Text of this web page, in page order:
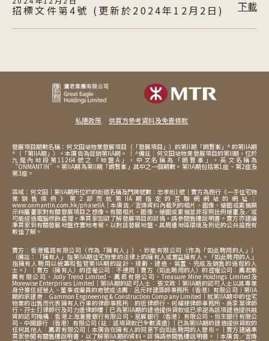
招標文件第4號 (更新於2024年12月2日) 下載
私隱政策 供買方參考資料及免責條款
發展項目期數名稱：何文田站物業發展項目（「發展項目」）的第II期「朗賢峯」^ 的第IIA期
^（「第IIA期」）。本廣告為促銷第IIA期。 ｜ ^備註：何文田站物業發展項目的第II期，位於
九龍內地段第11264號之「地盤A」，中文名稱為「朗賢峯」，英文名稱為
“ONMANTIN”。第IIA期為第II期「朗賢峯」其中之一個期數。第IIA期包括第1座、第2座及
第3座。
區域：何文田｜第IIA期所位於的街道名稱及門牌號數：忠孝街1號｜賣方為施行《一手住宅物
業銷售條例》第2部而就第IIA期指定的互聯網網站的網址：
www.onmantin.com.hk/phaseIIA｜本廣告／宣傳資料內載列的相片、圖像、繪圖或素描顯
示純屬畫家對有關發展項目之想像。有關相片、圖像、繪圖或素描並非按照比例繪畫及／或
可能經過電腦修飾處理。準買家如欲了解發展項目的詳情，請參閱售樓說明書。賣方亦建議
準買家到有關發展地盤作實地考察，以對該發展地盤、其周邊地區環境及附近的公共設施有
較佳了解。
賣方︰香港鐵路有限公司（作為「擁有人」）、妙能有限公司（作為「如此聘用的人」）
（備註：「擁有人」指第IIA期住宅物業的法律上的擁有人或實益擁有人。「如此聘用的人」
指擁有人聘用以統籌和監管第IIA期的設計、規劃、建造、裝置、完成及銷售的過程的人
士。）｜賣方（擁有人）的控權公司︰不適用｜賣方（如此聘用的人）的控權公司︰鷹君集
團有限公司、Jolly Trend Limited、鷹君有限公司、Treasure Mine Holdings Limited及
Morewise Enterprises Limited｜第IIA期的認可人士︰張文政｜第IIA期的認可人士以其專業
身分擔任經營人、董事或僱員的商號或法團︰呂元祥建築師事務所（香港）有限公司｜第IIA
期的承建商︰Gammon Engineering & Construction Company Limited｜就第IIA期中的住宅
物業的出售而代表擁有人行事的律師事務所︰的近律師行、何耀棣律師事務所、高李葉律師
行、孖士打律師行及司力達律師樓｜已為第IIA期的建造提供貸款或已承諾為該項建造提供融
資的認可機構︰香港上海滙豐銀行有限公司、星展銀行（香港）有限公司、恒生銀行有限公
司、中國銀行（香港）有限公司 (註：該項貸款已全數清還) ｜已為第IIA期的建造提供貸款的
任何其他人︰鷹君有限公司｜本廣告在擁有人的同意下由如此聘用的人發布。｜賣方建議準
買家參閱有關售樓說明書，以了解第IIA期的資料。詳情請參閱售樓說明書。｜本廣告／宣傳